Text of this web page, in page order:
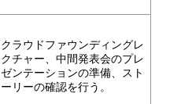
クラウドファウンディングレ
クチャー、中間発表会のプレ
ゼンテーションの準備、スト
ーリーの確認を行う。